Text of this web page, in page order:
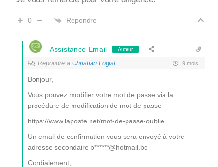
0 Répondre
Assistance Email Auteur
Répondre à Christian Logist 9 mois
Bonjour,
Vous pouvez modifier votre mot de passe via la
procédure de modification de mot de passe
https://www.laposte.net/mot-de-passe-oublie
Un email de confirmation vous sera envoyé à votre
adresse secondaire b******@hotmail.be
Cordialement,